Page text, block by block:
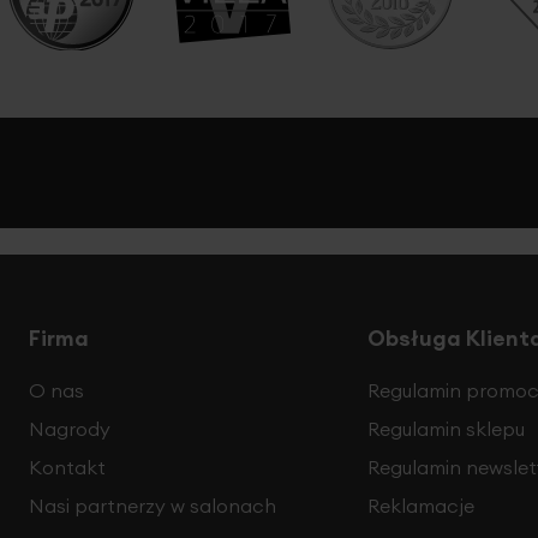
Firma
O nas
Nagrody
Kontakt
Nasi partnerzy w salonach
Obsługa
Regulamin
Regulamin sklepu
Regulamin
Reklamacje